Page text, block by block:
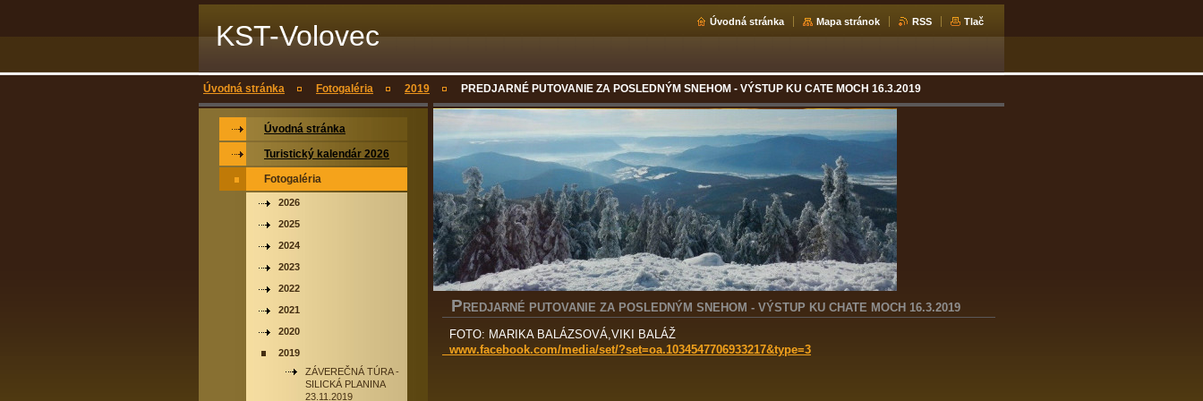
KST-Volovec Úvodná stránka Mapa stránok RSS Tlač
Úvodná stránka Fotogaléria 2019 PREDJARNÉ PUTOVANIE ZA POSLEDNÝM SNEHOM - VÝSTUP KU CATE MOCH 16.3.2019
P REDJARNÉ PUTOVANIE ZA POSLEDNÝM SNEHOM - VÝSTUP KU CHATE MOCH 16.3.2019
FOTO: MARIKA BALÁZSOVÁ,VIKI BALÁŽ
www.facebook.com/media/set/?set=oa.1034547706933217&type=3
Úvodná stránka
Turistický kalendár 2026
Fotogaléria
2026
2025
2024
2023
2022
2021
2020
2019
ZÁVEREČNÁ TÚRA -
SILICKÁ PLANINA
23.11.2019